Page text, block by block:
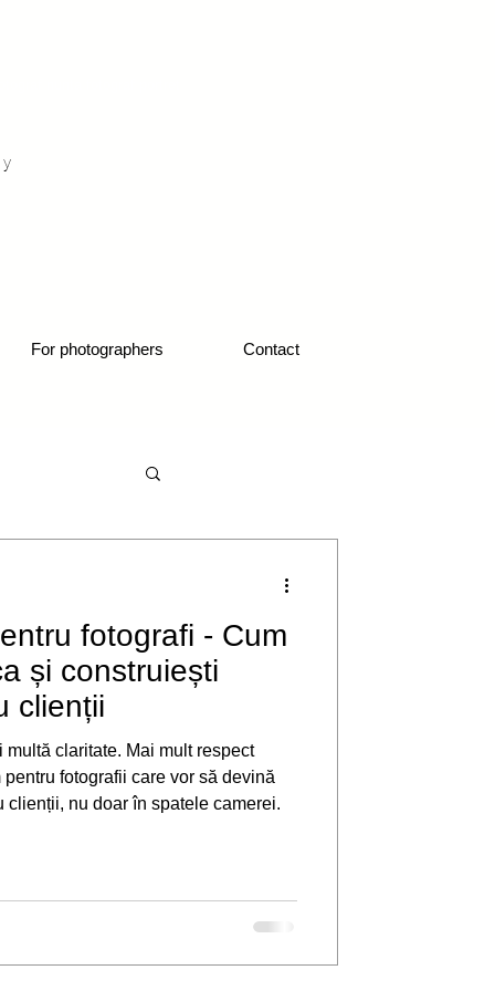
For photographers Contact
fotografi - Cum
și construiești
clienții
claritate. Mai mult respect
nu doar în spatele camerei.